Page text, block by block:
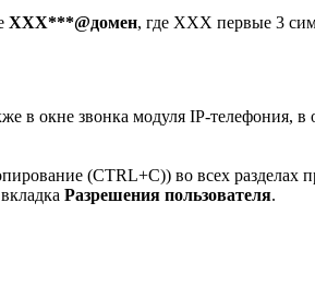
ХХХ***@домен, где ХХХ первые 3
в окне звонка модуля IP-телефония, в
(CTRL+C)) во всех разделах
Разрешения пользователя.